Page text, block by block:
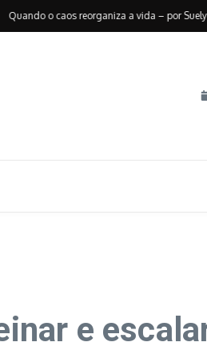
o caos reorganiza a vida – por Suely
e